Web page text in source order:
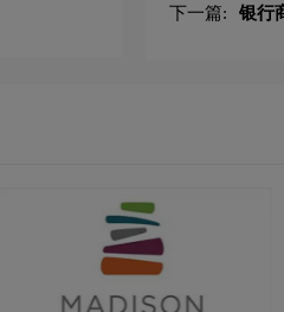
下一篇: 银行